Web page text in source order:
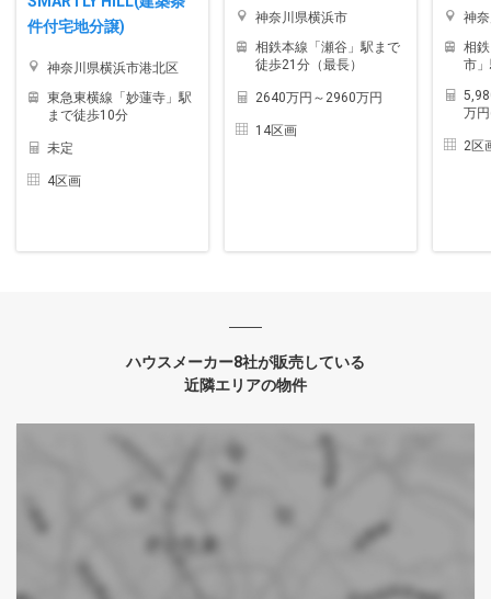
件付宅地分譲)
神奈川県横浜市港北区
東急東横線「妙蓮寺」駅
まで徒歩10分
未定
4区画
神奈川県横浜市
相鉄本線「瀬谷」駅まで
徒歩21分（最長）
2640万円～2960万円
14区画
神
相
市
万
2区
ハウスメーカー8社が販売している
近隣エリアの物件